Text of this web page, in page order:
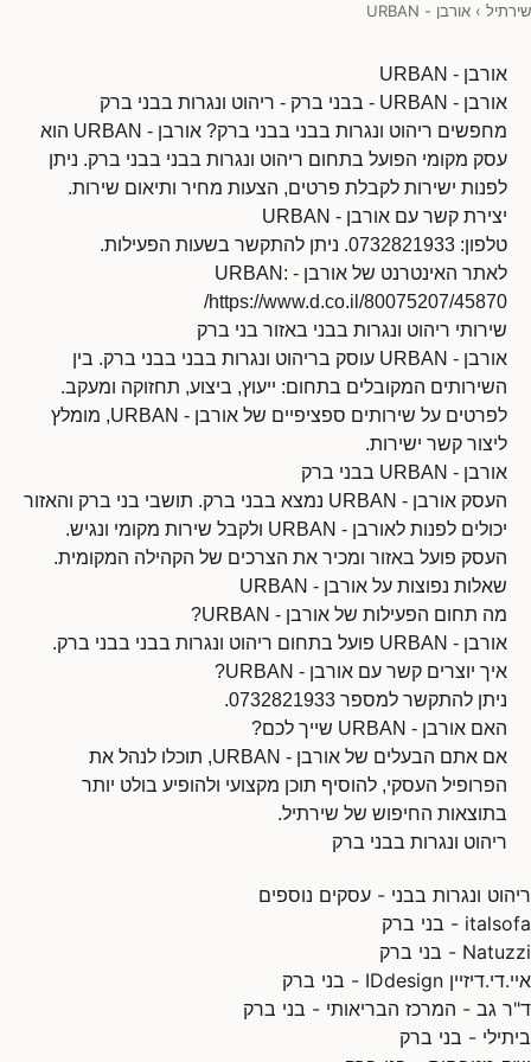
שירתיל › אורבן - URBAN
אורבן - URBAN
אורבן - URBAN - בבני ברק - ריהוט ונגרות בבני ברק
מחפשים ריהוט ונגרות בבני בבני ברק? אורבן - URBAN הוא
עסק מקומי הפועל בתחום ריהוט ונגרות בבני בבני ברק. ניתן
לפנות ישירות לקבלת פרטים, הצעות מחיר ותיאום שירות.
יצירת קשר עם אורבן - URBAN
טלפון: 0732821933. ניתן להתקשר בשעות הפעילות.
לאתר האינטרנט של אורבן - URBAN:
https://www.d.co.il/80075207/45870/
שירותי ריהוט ונגרות בבני באזור בני ברק
אורבן - URBAN עוסק בריהוט ונגרות בבני בבני ברק. בין
השירותים המקובלים בתחום: ייעוץ, ביצוע, תחזוקה ומעקב.
לפרטים על שירותים ספציפיים של אורבן - URBAN, מומלץ
ליצור קשר ישירות.
אורבן - URBAN בבני ברק
העסק אורבן - URBAN נמצא בבני ברק. תושבי בני ברק והאזור
יכולים לפנות לאורבן - URBAN ולקבל שירות מקומי ונגיש.
העסק פועל באזור ומכיר את הצרכים של הקהילה המקומית.
שאלות נפוצות על אורבן - URBAN
מה תחום הפעילות של אורבן - URBAN?
אורבן - URBAN פועל בתחום ריהוט ונגרות בבני בבני ברק.
איך יוצרים קשר עם אורבן - URBAN?
ניתן להתקשר למספר 0732821933.
האם אורבן - URBAN שייך לכם?
אם אתם הבעלים של אורבן - URBAN, תוכלו לנהל את
הפרופיל העסקי, להוסיף תוכן מקצועי ולהופיע בולט יותר
בתוצאות החיפוש של שירתיל.
ריהוט ונגרות בבני ברק
ריהוט ונגרות בבני - עסקים נוספים
italsofa - בני ברק
Natuzzi - בני ברק
איי.די.דיזיין IDdesign - בני ברק
ד"ר גב - המרכז הבריאותי - בני ברק
ביתילי - בני ברק